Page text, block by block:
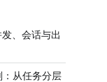
、会话与出
从任务分层